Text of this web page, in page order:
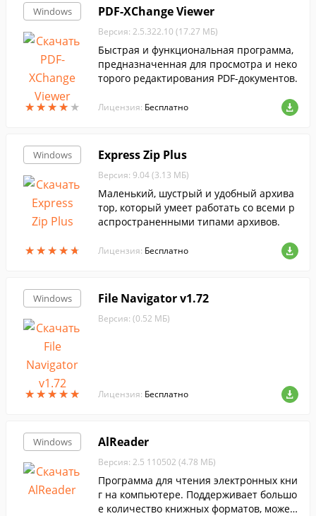
Windows
★★★★ ★
★★★★ ★
PDF-XChange Viewer
Версия: 2.5.322.10 (17.27 МБ)
Быстрая и функциональная программа,
предназначенная для просмотра и неко
торого редактирования PDF-документов.
Лицензия: Бесплатно
Windows
★★★★★
★★★★★
Express Zip Plus
Версия: 9.04 (3.13 МБ)
Маленький, шустрый и удобный архива
тор, который умеет работать со всеми р
аспространенными типами архивов.
Лицензия: Бесплатно
Windows
★★★★★
★★★★★
File Navigator v1.72
Версия: (0.52 МБ)
Лицензия: Бесплатно
Windows AlReader
Версия: 2.5 110502 (4.78 МБ)
Программа для чтения электронных кни
г на компьютере. Поддерживает большо
е количество книжных форматов, может